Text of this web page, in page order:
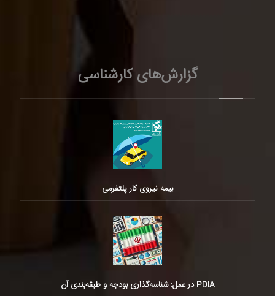
گزارش‌های کارشناسی
بیمه نیروی کار پلتفرمی
PDIA در عمل: شناسه‌گذاری بودجه و طبقه‌بندی آن